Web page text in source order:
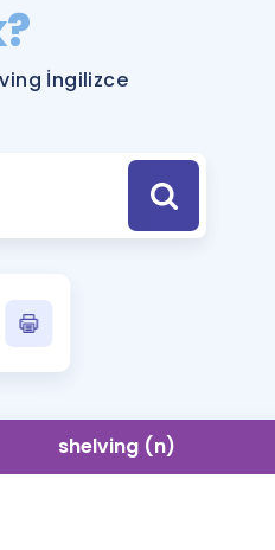
Puan Hesaplama Aracı
Aracı
Hazırlananlar için Öneriler
Sınavları Tek Takvimde
Tüm Sınavlarla İlgili Haberler
İngilizce
shelving (n)